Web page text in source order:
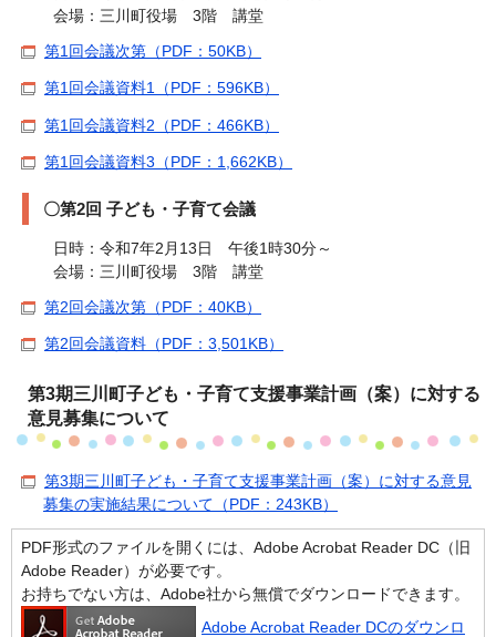
会場：三川町役場 3階 講堂
第1回会議次第（PDF：50KB）
第1回会議資料1（PDF：596KB）
第1回会議資料2（PDF：466KB）
第1回会議資料3（PDF：1,662KB）
〇第2回 子ども・子育て会議
日時：令和7年2月13日 午後1時30分～
会場：三川町役場 3階 講堂
第2回会議次第（PDF：40KB）
第2回会議資料（PDF：3,501KB）
第3期三川町子ども・子育て支援事業計画（案）に対する
意見募集について
第3期三川町子ども・子育て支援事業計画（案）に対する意見
募集の実施結果について（PDF：243KB）
PDF形式のファイルを開くには、Adobe Acrobat Reader DC（旧
Adobe Reader）が必要です。
お持ちでない方は、Adobe社から無償でダウンロードできます。
Adobe Acrobat Reader DCのダウンロ